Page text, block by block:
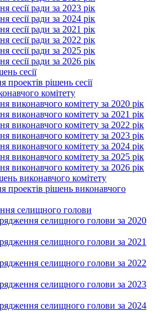
сесії ради за 2023 рік
сесії ради за 2024 рік
сесії ради за 2021 рік
сесії ради за 2022 рік
сесії ради за 2025 рік
сесії ради за 2026 рік
сесії
проектів рішень сесії
комітету
виконавчого комітету за 2020 рік
виконавчого комітету за 2021 рік
виконавчого комітету за 2022 рік
виконавчого комітету за 2023 рік
виконавчого комітету за 2024 рік
виконавчого комітету за 2025 рік
виконавчого комітету за 2026 рік
виконавчого комітету
проектів рішень виконавчого
селищного голови
селищного голови за 2020
селищного голови за 2021
селищного голови за 2022
селищного голови за 2023
селищного голови за 2024